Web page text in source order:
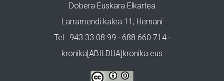
Dobera Euskara Elkartea
Larramendi kalea 11, Hernani
Tel.: 943 33 08 99 · 688 660 714 ·
kronika[ABILDUA]kronika.eus